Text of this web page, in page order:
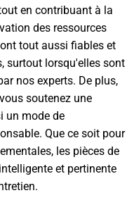
en contribuant à la
des ressources
tout aussi fiables et
surtout lorsqu'elles sont
nos experts. De plus,
soutenez une
un mode de
Que ce soit pour
les pièces de
et pertinente